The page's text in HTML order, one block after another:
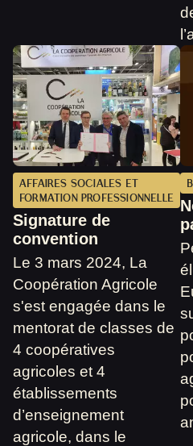
AFFAIRES SOCIALES ET
FORMATION PROFESSIONNELLE
Signature de
convention
Le 3 mars 2024, La
Coopération Agricole
s'est engagée dans le
mentorat de classes de
4 coopératives
agricoles et 4
établissements
d’enseignement
agricole, dans le